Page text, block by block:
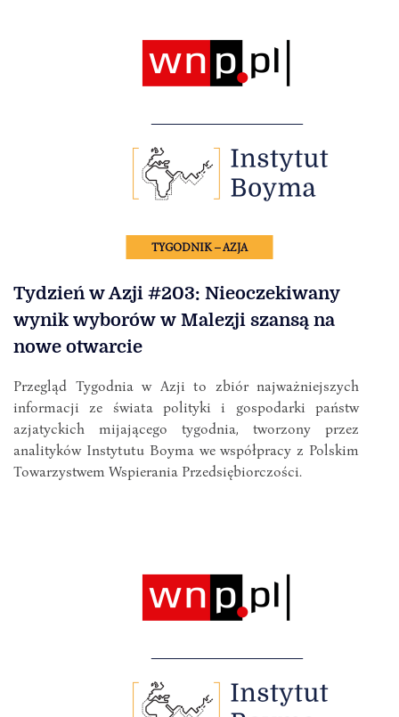
TYGODNIK – AZJA
Tydzień w Azji #203: Nieoczekiwany
wynik wyborów w Malezji szansą na
nowe otwarcie
Przegląd Tygodnia w Azji to zbiór najważniejszych
informacji ze świata polityki i gospodarki państw
azjatyckich mijającego tygodnia, tworzony przez
analityków Instytutu Boyma we współpracy z Polskim
Towarzystwem Wspierania Przedsiębiorczości.